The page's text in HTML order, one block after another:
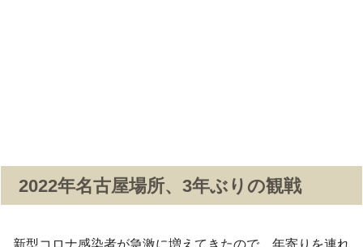
2022年名古屋場所、3年ぶりの観戦
新型コロナ感染者が急激に増えてきたので、年寄りを連れ